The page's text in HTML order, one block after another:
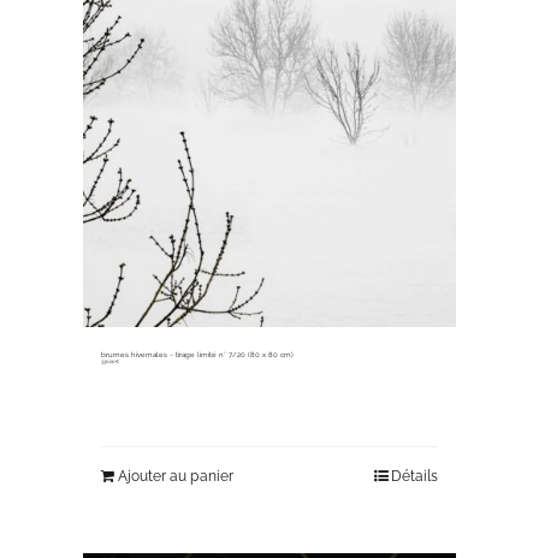
brumes hivernales ~ tirage limité n° 7/20 (80 x 80 cm)
330,00€
Ajouter au panier Détails